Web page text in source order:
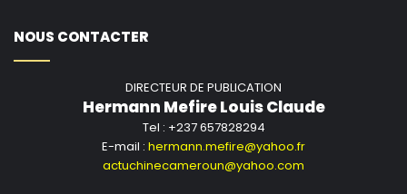
NOUS CONTACTER
DIRECTEUR DE PUBLICATION
Hermann Mefire Louis Claude
Tel : +237 657828294
E-mail : hermann.mefire@yahoo.fr
actuchinecameroun@yahoo.com